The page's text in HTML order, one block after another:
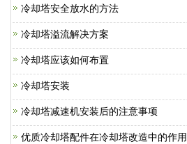
冷却塔安全放水的方法
冷却塔溢流解决方案
冷却塔应该如何布置
冷却塔安装
冷却塔减速机安装后的注意事项
优质冷却塔配件在冷却塔改造中的作用